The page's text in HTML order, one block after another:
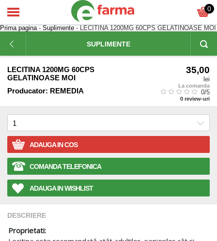
0
Prima pagina- Suplimente - LECITINA 1200MG 60CPS GELATINOASE MOI
SUPLIMENTE
LECITINA 1200MG 60CPS
GELATINOASE MOI
Producator: REMEDIA
35,00
lei
La comanda
0/5
0 review-uri
ADAUGA IN COS
COMANDA TELEFONICA
ADAUGA IN WISHLIST
DESCRIERE
Proprietati: